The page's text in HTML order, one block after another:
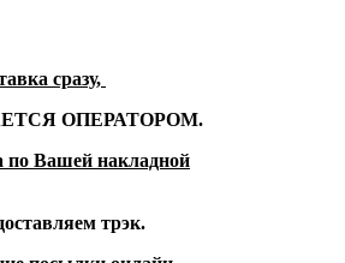
сразу,
ОПЕРАТОРОМ.
по Вашей накладной
трэк.